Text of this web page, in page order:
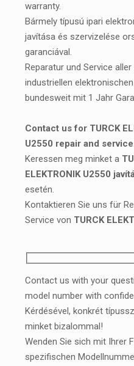
warranty.
Bármely típusú ipari
javítása és szervizelése
garanciával.
Reparatur und Service
industriellen
bundesweit mit 1 Jahr
Contact us for TURCK
U2550 repair and
Keressen meg minket a
ELEKTRONIK U2550
esetén.
Kontaktieren Sie uns für
Service von TURCK
Contact us with your
model number with
Kérdésével, konkrét
minket bizalommal!
Wenden Sie sich mit Ihrer
spezifischen